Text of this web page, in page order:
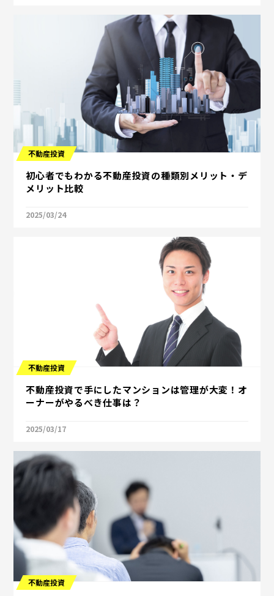
不動産投資
初心者でもわかる不動産投資の種類別メリット・デ
メリット比較
2025/03/24
不動産投資
不動産投資で手にしたマンションは管理が大変！オ
ーナーがやるべき仕事は？
2025/03/17
不動産投資